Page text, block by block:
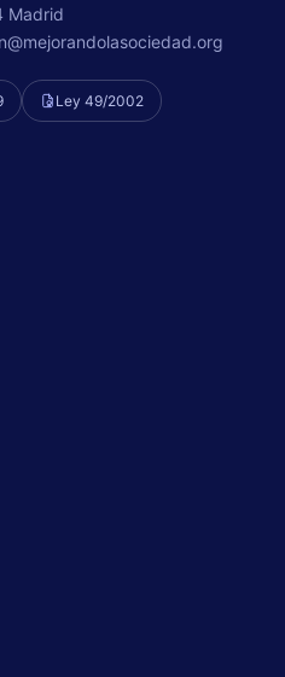
Madrid
Ley 49/2002